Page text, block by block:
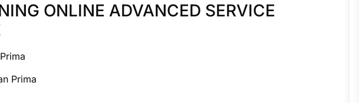
ONLINE ADVANCED SERVICE
Prima